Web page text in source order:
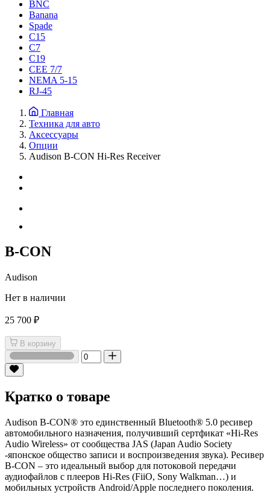
BNC
Banana
Spade
C15
С7
C19
CEE 7/7
NEMA 5-15
RJ-45
Главная
Техника для авто
Аксессуары
Опции
Audison B-CON Hi-Res Receiver
B-CON
Audison
Нет в наличии
25 700 ₽
В корзину
Кратко о товаре
Audison B-CON® это единственный Bluetooth® 5.0 ресивер
автомобильного назначения, получивший сертфикат «Hi-Res
Audio Wireless» от сообщества JAS (Japan Audio Society
-японское общество записи и воспроизведения звука). Ресивер
B-CON – это идеальный выбор для потоковой передачи
аудиофайлов с плееров Hi-Res (FiiO, Sony Walkman…) и
мобильных устройств Android/Apple последнего поколения.